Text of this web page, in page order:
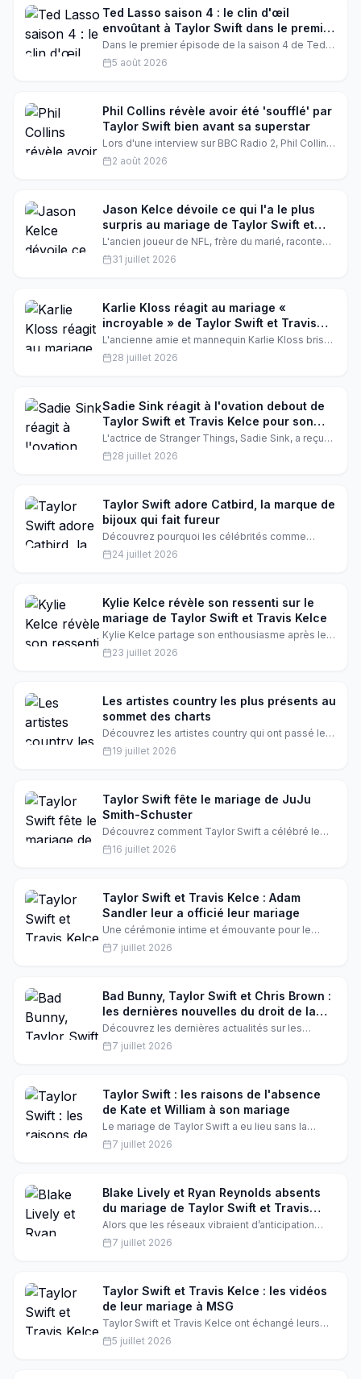
Ted Lasso saison 4 : le clin d'œil
envoûtant à Taylor Swift dans le premier
épisode
Dans le premier épisode de la saison 4 de Ted
Lasso, Rebecca Welton brille de mille feux,
littéralement. Hannah Waddingham rend un
mêle football, amitié et pop culture.
5 août 2026
Phil Collins révèle avoir été 'soufflé' par
Taylor Swift bien avant sa superstar
Lors d'une interview sur BBC Radio 2, Phil Collins
se souvient de sa rencontre avec Taylor Swift à
une cérémonie de la Songwriters Hall of Fame. Il
mondiale.
2 août 2026
Jason Kelce dévoile ce qui l'a le plus
surpris au mariage de Taylor Swift et
Travis
L'ancien joueur de NFL, frère du marié, raconte
les coulisses du mariage de l'année. Entre une
guest list à couper le souffle et des détails
31 juillet 2026
Karlie Kloss réagit au mariage «
incroyable » de Taylor Swift et Travis
Kelce
L'ancienne amie et mannequin Karlie Kloss brise
le silence sur le mariage de Taylor Swift avec
Travis Kelce. Moins d'un mois après y avoir
28 juillet 2026
Sadie Sink réagit à l'ovation debout de
Taylor Swift et Travis Kelce pour son
Roméo et Juliette à Londres
L'actrice de Stranger Things, Sadie Sink, a reçu
une standing ovation de la part de Taylor Swift et
Travis Kelce lors de sa performance dans
28 juillet 2026
Taylor Swift adore Catbird, la marque de
bijoux qui fait fureur
Découvrez pourquoi les célébrités comme
Taylor Swift et Lola Tung sont sous le charme de
Catbird, la marque de bijoux brooklynaise qui
qui allient élégance et simplicité.
24 juillet 2026
Kylie Kelce révèle son ressenti sur le
mariage de Taylor Swift et Travis Kelce
Kylie Kelce partage son enthousiasme après le
mariage de Taylor Swift et Travis Kelce, tout en
veillant à garder leurs secrets privés. Selon les
impressions exclusives.
23 juillet 2026
Les artistes country les plus présents au
sommet des charts
Découvrez les artistes country qui ont passé le
plus de semaines à la première place du
classement Top Country Albums. Une liste qui
Garth Brooks et Taylor Swift.
19 juillet 2026
Taylor Swift fête le mariage de JuJu
Smith-Schuster
Découvrez comment Taylor Swift a célébré le
mariage de l'étoile du football américain JuJu
Smith-Schuster aux côtés de WAGs. Un
moments inoubliables avec les femmes des
joueurs de la NFL.
16 juillet 2026
Taylor Swift et Travis Kelce : Adam
Sandler leur a officié leur mariage
Une cérémonie intime et émouvante pour le
couple. D'après les sources proches, Taylor
Swift et Travis Kelce ont choisi Adam Sandler
accepté avec joie, selon les médias.
7 juillet 2026
Bad Bunny, Taylor Swift et Chris Brown :
les dernières nouvelles du droit de la
musique
Découvrez les dernières actualités sur les
procès de Bad Bunny, Taylor Swift et Chris
Brown. Quels sont les enjeux de ces affaires
7 juillet 2026
Taylor Swift : les raisons de l'absence
de Kate et William à son mariage
Le mariage de Taylor Swift a eu lieu sans la
présence de Kate Middleton et du prince William.
Quelles sont les raisons de cette absence ? Les
7 juillet 2026
Blake Lively et Ryan Reynolds absents
du mariage de Taylor Swift et Travis
Kelce
Alors que les réseaux vibraient d’anticipation
pour le mariage de Taylor Swift et Travis Kelce,
l’absence de Blake Lively et de son mari
cela pourrait signifier pour la star de Hollywood.
7 juillet 2026
Taylor Swift et Travis Kelce : les vidéos
de leur mariage à MSG
Taylor Swift et Travis Kelce ont échangé leurs
vœux à Madison Square Garden. Découvrez les
premières images de leur grand jour.
5 juillet 2026